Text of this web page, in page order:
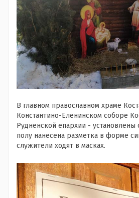
В главном православном храме
Константино-Еленинском соборе
Рудненской епархии - установлены
полу нанесена разметка в форме
служители ходят в масках.